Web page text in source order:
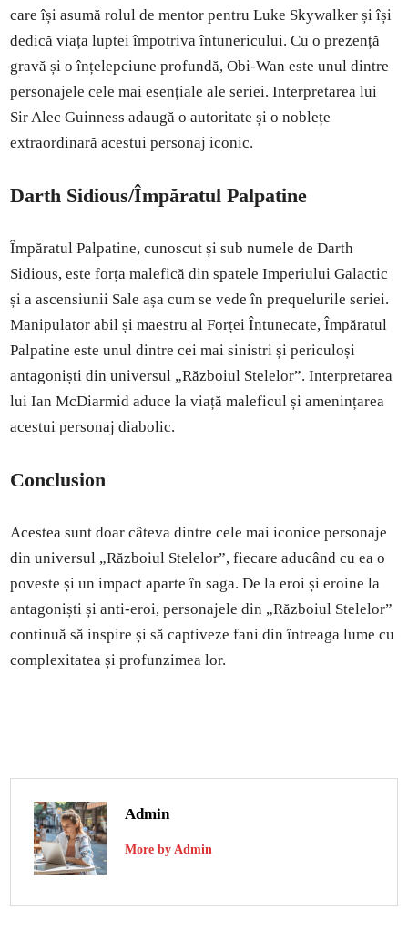
care își asumă rolul de mentor pentru Luke Skywalker și își
dedică viața luptei împotriva întunericului. Cu o prezență
gravă și o înțelepciune profundă, Obi-Wan este unul dintre
personajele cele mai esențiale ale seriei. Interpretarea lui
Sir Alec Guinness adaugă o autoritate și o noblețe
extraordinară acestui personaj iconic.
Darth Sidious/Împăratul Palpatine
Împăratul Palpatine, cunoscut și sub numele de Darth
Sidious, este forța malefică din spatele Imperiului Galactic
și a ascensiunii Sale așa cum se vede în prequelurile seriei.
Manipulator abil și maestru al Forței Întunecate, Împăratul
Palpatine este unul dintre cei mai sinistri și periculoși
antagoniști din universul „Războiul Stelelor”. Interpretarea
lui Ian McDiarmid aduce la viață maleficul și amenințarea
acestui personaj diabolic.
Conclusion
Acestea sunt doar câteva dintre cele mai iconice personaje
din universul „Războiul Stelelor”, fiecare aducând cu ea o
poveste și un impact aparte în saga. De la eroi și eroine la
antagoniști și anti-eroi, personajele din „Războiul Stelelor”
continuă să inspire și să captiveze fani din întreaga lume cu
complexitatea și profunzimea lor.
Admin
More by Admin